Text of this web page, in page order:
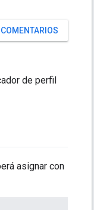
de perfil
asignar con